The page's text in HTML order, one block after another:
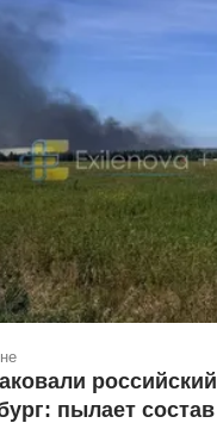
российский
пылает состав